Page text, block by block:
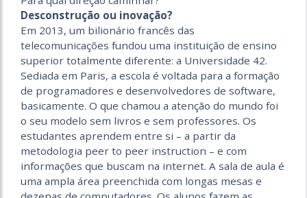
Desconstrução ou inovação?
Em 2013, um bilionário francês das
telecomunicações fundou uma instituição de ensino
superior totalmente diferente: a Universidade 42.
Sediada em Paris, a escola é voltada para a formação
de programadores e desenvolvedores de software,
basicamente. O que chamou a atenção do mundo foi
o seu modelo sem livros e sem professores. Os
estudantes aprendem entre si – a partir da
metodologia peer to peer instruction – e com
informações que buscam na internet. A sala de aula é
uma ampla área preenchida com longas mesas e